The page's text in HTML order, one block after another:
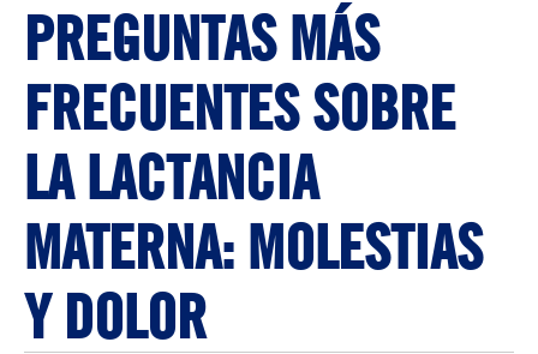
PREGUNTAS MÁS
FRECUENTES SOBRE
LA LACTANCIA
MATERNA: MOLESTIAS
Y DOLOR